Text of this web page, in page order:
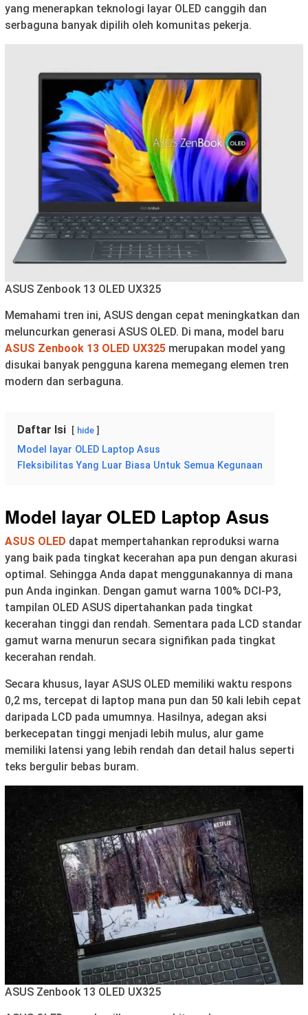
yang menerapkan teknologi layar OLED canggih dan
serbaguna banyak dipilih oleh komunitas pekerja.
ASUS Zenbook 13 OLED UX325
Memahami tren ini, ASUS dengan cepat meningkatkan dan
meluncurkan generasi ASUS OLED. Di mana, model baru
ASUS Zenbook 13 OLED UX325 merupakan model yang
disukai banyak pengguna karena memegang elemen tren
modern dan serbaguna.
Daftar Isi hide
Model layar OLED Laptop Asus
Fleksibilitas Yang Luar Biasa Untuk Semua Kegunaan
Model layar OLED Laptop Asus
ASUS OLED dapat mempertahankan reproduksi warna
yang baik pada tingkat kecerahan apa pun dengan akurasi
optimal. Sehingga Anda dapat menggunakannya di mana
pun Anda inginkan. Dengan gamut warna 100% DCI-P3,
tampilan OLED ASUS dipertahankan pada tingkat
kecerahan tinggi dan rendah. Sementara pada LCD standar
gamut warna menurun secara signifikan pada tingkat
kecerahan rendah.
Secara khusus, layar ASUS OLED memiliki waktu respons
0,2 ms, tercepat di laptop mana pun dan 50 kali lebih cepat
daripada LCD pada umumnya. Hasilnya, adegan aksi
berkecepatan tinggi menjadi lebih mulus, alur game
memiliki latensi yang lebih rendah dan detail halus seperti
teks bergulir bebas buram.
ASUS Zenbook 13 OLED UX325